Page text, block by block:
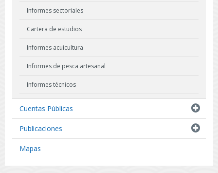
Informes sectoriales
Cartera de estudios
Informes acuicultura
Informes de pesca artesanal
Informes técnicos
Resultados de Pescas de Investigación
Cuentas Públicas
Publicaciones
Mapas